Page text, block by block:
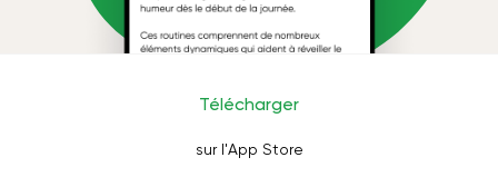
Télécharger
sur l'App Store